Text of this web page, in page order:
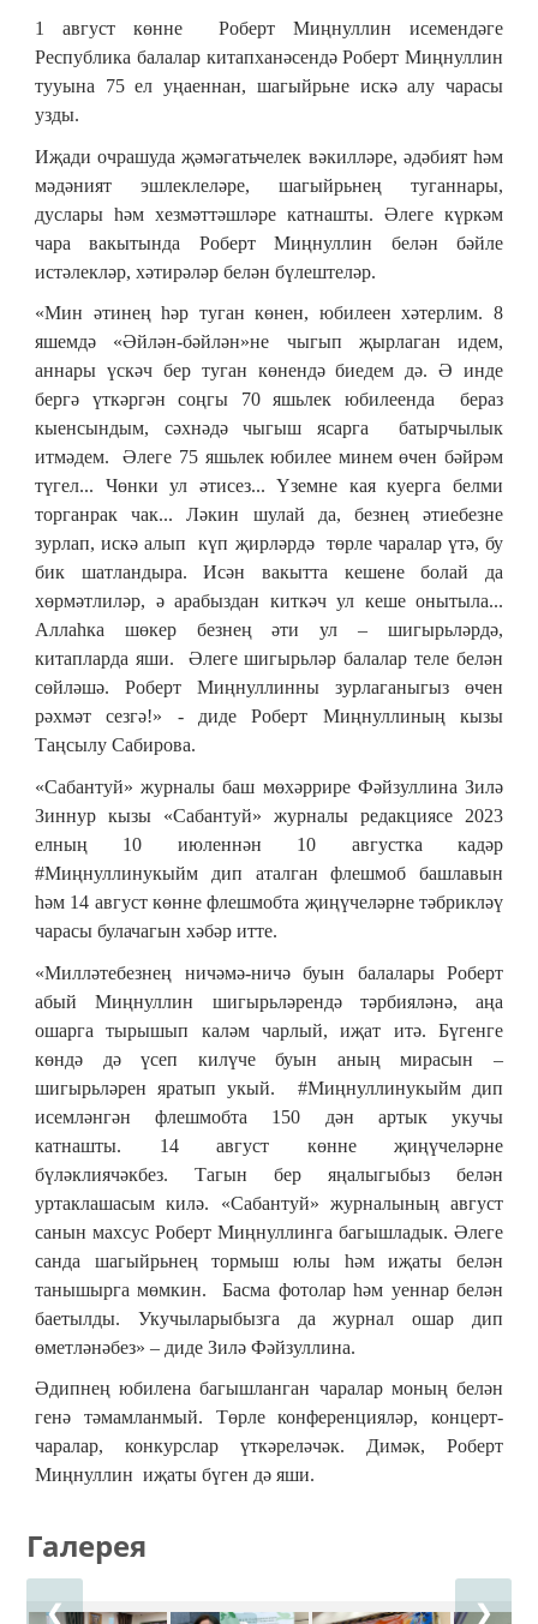
1 август көнне Роберт Миңнуллин исемендәге
Республика балалар китапханәсендә Роберт Миңнуллин
тууына 75 ел уңаеннан, шагыйрьне искә алу чарасы
узды.
Иҗади очрашуда җәмәгатьчелек вәкилләре, әдәбият һәм
мәдәният эшлеклеләре, шагыйрьнең туганнары,
дуслары һәм хезмәттәшләре катнашты. Әлеге күркәм
чара вакытында Роберт Миңнуллин белән бәйле
истәлекләр, хәтирәләр белән бүлештеләр.
«Мин әтинең һәр туган көнен, юбилеен хәтерлим. 8
яшемдә «Әйлән-бәйлән»не чыгып җырлаган идем,
аннары үскәч бер туган көнендә биедем дә. Ә инде
бергә үткәргән соңгы 70 яшьлек юбилеенда бераз
кыенсындым, сәхнәдә чыгыш ясарга батырчылык
итмәдем. Әлеге 75 яшьлек юбилее минем өчен бәйрәм
түгел... Чөнки ул әтисез... Үземне кая куерга белми
торганрак чак... Ләкин шулай да, безнең әтиебезне
зурлап, искә алып күп җирләрдә төрле чаралар үтә, бу
бик шатландыра. Исән вакытта кешене болай да
хөрмәтлиләр, ә арабыздан киткәч ул кеше онытыла...
Аллаһка шөкер безнең әти ул – шигырьләрдә,
китапларда яши. Әлеге шигырьләр балалар теле белән
сөйләшә. Роберт Миңнуллинны зурлаганыгыз өчен
рәхмәт сезгә!» - диде Роберт Миңнуллиның кызы
Таңсылу Сабирова.
«Сабантуй» журналы баш мөхәррире Фәйзуллина Зилә
Зиннур кызы «Сабантуй» журналы редакциясе 2023
елның 10 июленнән 10 августка кадәр
#Миңнуллинукыйм дип аталган флешмоб башлавын
һәм 14 август көнне флешмобта җиңүчеләрне тәбрикләү
чарасы булачагын хәбәр итте.
«Милләтебезнең ничәмә-ничә буын балалары Роберт
абый Миңнуллин шигырьләрендә тәрбияләнә, аңа
ошарга тырышып каләм чарлый, иҗат итә. Бүгенге
көндә дә үсеп килүче буын аның мирасын –
шигырьләрен яратып укый. #Миңнуллинукыйм дип
исемләнгән флешмобта 150 дән артык укучы
катнашты. 14 август көнне җиңүчеләрне
бүләклиячәкбез. Тагын бер яңалыгыбыз белән
уртаклашасым килә. «Сабантуй» журналының август
санын махсус Роберт Миңнуллинга багышладык. Әлеге
санда шагыйрьнең тормыш юлы һәм иҗаты белән
танышырга мөмкин. Басма фотолар һәм уеннар белән
баетылды. Укучыларыбызга да журнал ошар дип
өметләнәбез» – диде Зилә Фәйзуллина.
Әдипнең юбилена багышланган чаралар моның белән
генә тәмамланмый. Төрле конференцияләр, концерт-
чаралар, конкурслар үткәреләчәк. Димәк, Роберт
Миңнуллин иҗаты бүген дә яши.
Галерея
❮ ❯